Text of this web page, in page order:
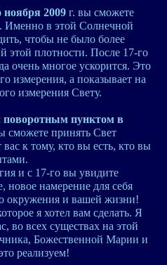
ноября 2009 г. вы сможете
Именно в этой Солнечной
чтобы не было более
этой плотности. После 17-го
очень многое ускорится. Это
измерения, а показывает на
измерения Свету.
поворотным пунктом в
сможете принять Свет
к тому, кто вы есть, кто вы
и с 17-го вы увидите
новое намерение для себя
окружения и вашей жизни!
я хотел вам сделать. Я
во всех существах на этой
Божественной Марии и
реализуем!